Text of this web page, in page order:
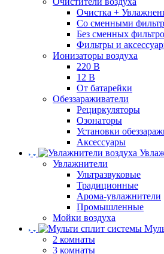
Очистка +
Cо сменными
Без сменных
Фильтры и
Ионизаторы воздуха
220 В
12 В
От батарейки
Обеззараживатели
Рециркуляторы
Озонаторы
Установки
Аксессуары
Увлажнители
Ультразвуковые
Традиционные
Арома-увлажнители
Промышленные
Мойки воздуха
2 комнаты
3 комнаты